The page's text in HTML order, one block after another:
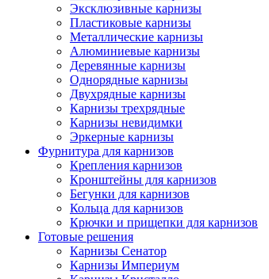
Эксклюзивные карнизы
Пластиковые карнизы
Металлические карнизы
Алюминиевые карнизы
Деревянные карнизы
Однорядные карнизы
Двухрядные карнизы
Карнизы трехрядные
Карнизы невидимки
Эркерные карнизы
Фурнитура для карнизов
Крепления карнизов
Кронштейны для карнизов
Бегунки для карнизов
Кольца для карнизов
Крючки и прищепки для карнизов
Готовые решения
Карнизы Сенатор
Карнизы Империум